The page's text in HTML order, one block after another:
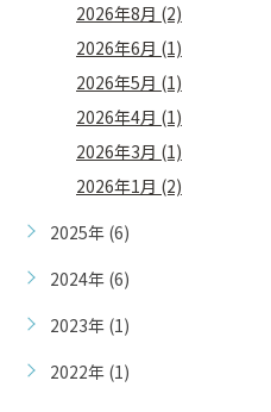
2026年8月 (2)
2026年6月 (1)
2026年5月 (1)
2026年4月 (1)
2026年3月 (1)
2026年1月 (2)
2025年 (6)
2024年 (6)
2023年 (1)
2022年 (1)